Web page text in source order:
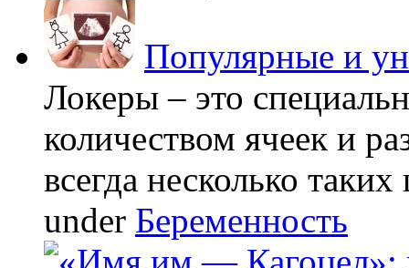
Популярные и
Локеры – это
количеством ячеек и
всегда несколько
under Беременность